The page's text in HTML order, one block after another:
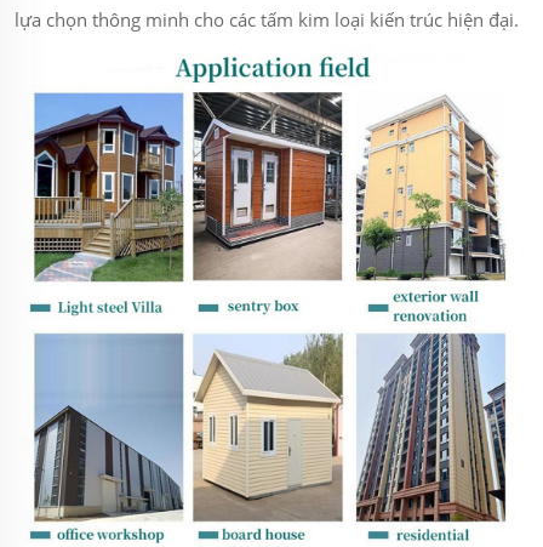
lựa chọn thông minh cho các tấm kim loại kiến trúc hiện đại.